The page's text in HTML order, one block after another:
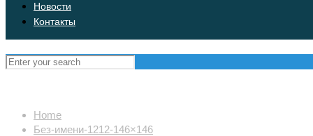
Новости
Контакты
Home
Без-имени-1212-146×146